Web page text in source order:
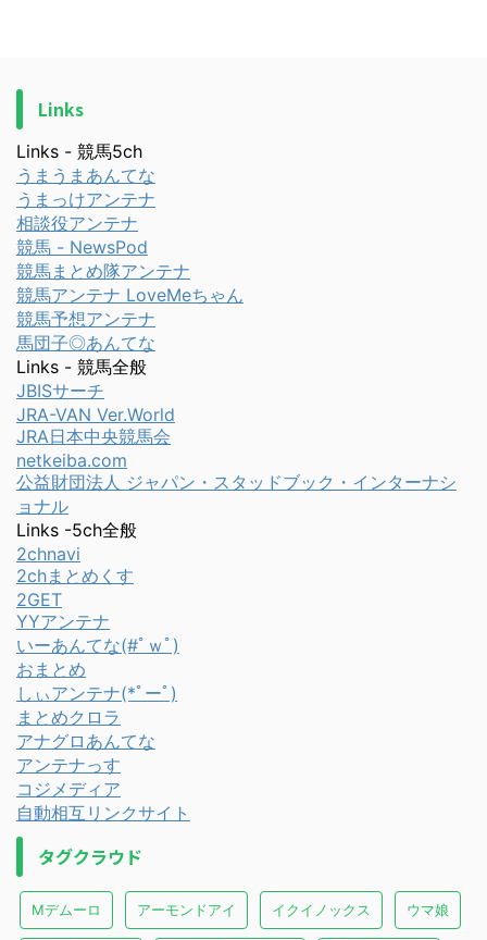
Links
Links - 競馬5ch
うまうまあんてな
うまっけアンテナ
相談役アンテナ
競馬 - NewsPod
競馬まとめ隊アンテナ
競馬アンテナ LoveMeちゃん
競馬予想アンテナ
馬団子◎あんてな
Links - 競馬全般
JBISサーチ
JRA-VAN Ver.World
JRA日本中央競馬会
netkeiba.com
公益財団法人 ジャパン・スタッドブック・インターナシ
ョナル
Links -5ch全般
2chnavi
2chまとめくす
2GET
YYアンテナ
いーあんてな(#ﾟｗﾟ)
おまとめ
しぃアンテナ(*ﾟーﾟ)
まとめクロラ
アナグロあんてな
アンテナっす
コジメディア
自動相互リンクサイト
タグクラウド
Mデムーロ アーモンドアイ イクイノックス ウマ娘